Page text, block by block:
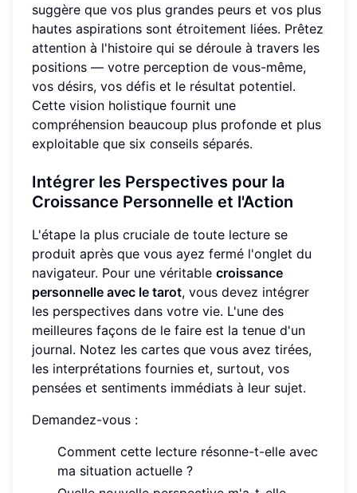
suggère que vos plus grandes peurs et vos plus
hautes aspirations sont étroitement liées. Prêtez
attention à l'histoire qui se déroule à travers les
positions — votre perception de vous-même,
vos désirs, vos défis et le résultat potentiel.
Cette vision holistique fournit une
compréhension beaucoup plus profonde et plus
exploitable que six conseils séparés.
Intégrer les Perspectives pour la
Croissance Personnelle et l'Action
L'étape la plus cruciale de toute lecture se
produit après que vous ayez fermé l'onglet du
navigateur. Pour une véritable croissance
personnelle avec le tarot, vous devez intégrer
les perspectives dans votre vie. L'une des
meilleures façons de le faire est la tenue d'un
journal. Notez les cartes que vous avez tirées,
les interprétations fournies et, surtout, vos
pensées et sentiments immédiats à leur sujet.
Demandez-vous :
Comment cette lecture résonne-t-elle avec
ma situation actuelle ?